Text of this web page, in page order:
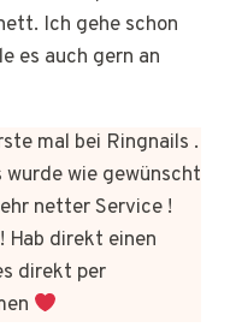
Ich gehe schon
es auch gern an
mal bei Ringnails .
wie gewünscht
netter Service !
Hab direkt einen
direkt per